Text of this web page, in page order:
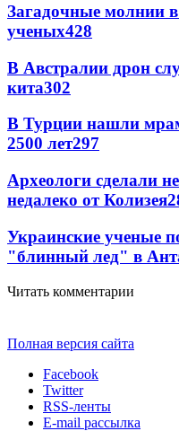
Загадочные молнии
ученых428
В Австралии дрон
кита302
В Турции нашли
2500 лет297
Археологи сделали
недалеко от Колизея
Украинские ученые
"блинный лед" в
Читать комментарии
Полная версия сайта
Facebook
Twitter
RSS-ленты
E-mail рассылка